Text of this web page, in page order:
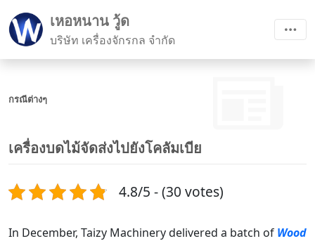
เหอหนาน วู้ด
บริษัท เครื่องจักรกล จำกัด
กรณีต่างๆ
เครื่องบดไม้จัดส่งไปยังโคลัมเบีย
4.8/5 - (30 votes)
In December, Taizy Machinery delivered a batch of Wood